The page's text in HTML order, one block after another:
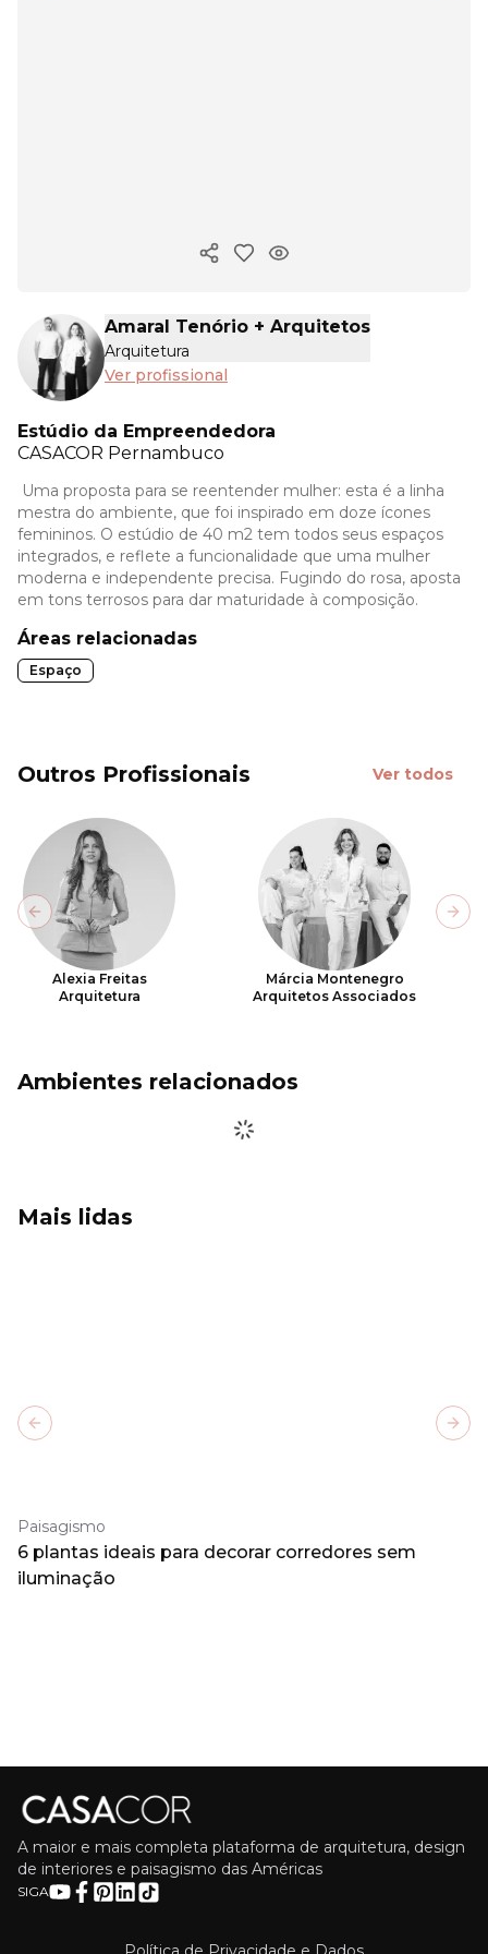
Copiar link
Amaral Tenório + Arquitetos
Arquitetura
Ver profissional
Estúdio da Empreendedora
CASACOR Pernambuco
Uma proposta para se reentender mulher: esta é a linha
mestra do ambiente, que foi inspirado em doze ícones
femininos. O estúdio de 40 m2 tem todos seus espaços
integrados, e reflete a funcionalidade que uma mulher
moderna e independente precisa. Fugindo do rosa, aposta
em tons terrosos para dar maturidade à composição.
Áreas relacionadas
Espaço
Outros Profissionais Ver todos
Alexia Freitas
Arquitetura
Márcia Montenegro
Arquitetos Associados
Previous slide
Ambientes relacionados
Mais lidas
Paisagismo
6 plantas ideais para decorar corredores sem
iluminação
Previous slide
A maior e mais completa plataforma de arquitetura, design
de interiores e paisagismo das Américas
SIGA